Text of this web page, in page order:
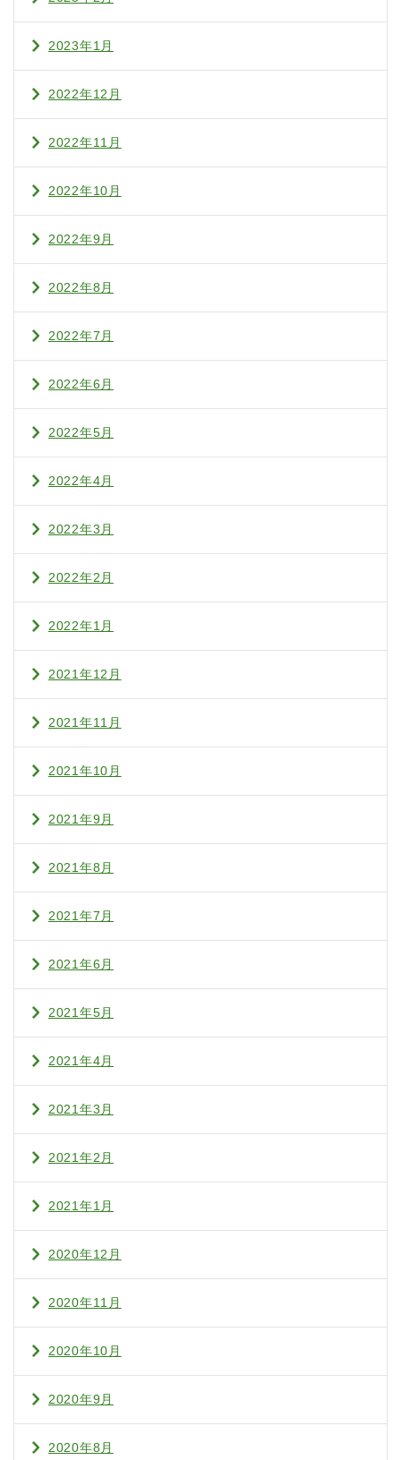
2023年1月
2022年12月
2022年11月
2022年10月
2022年9月
2022年8月
2022年7月
2022年6月
2022年5月
2022年4月
2022年3月
2022年2月
2022年1月
2021年12月
2021年11月
2021年10月
2021年9月
2021年8月
2021年7月
2021年6月
2021年5月
2021年4月
2021年3月
2021年2月
2021年1月
2020年12月
2020年11月
2020年10月
2020年9月
2020年8月